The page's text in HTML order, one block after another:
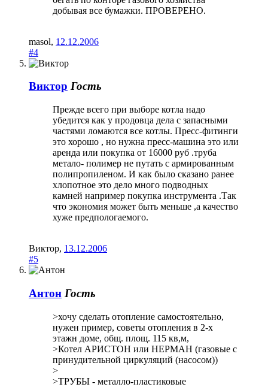
добывая все бумажки. ПРОВЕРЕНО.
masol, 12.12.2006
#4
Виктор Гость
Прежде всего при выборе котла надо
убедится как у продовца дела с запасными
частями ломаются все котлы. Пресс-фитинги
это хорошо , но нужна пресс-машина это или
аренда или покупка от 16000 руб .труба
метало- полимер не путать с армированным
полипропиленом. И как было сказано ранее
хлопотное это дело много подводных
камней например покупка инструмента .Так
что экономия может быть меньше ,а качество
хуже предпологаемого.
Виктор, 13.12.2006
#5
Антон Гость
>хочу сделать отопление самостоятельно,
нужен пример, советы отопления в 2-х
этажн доме, общ. площ. 115 кв,м,
>Котел АРИСТОН или НЕРМАН (газовые с
принудительной циркуляций (насосом))
>
>ТРУБЫ - металло-пластиковые